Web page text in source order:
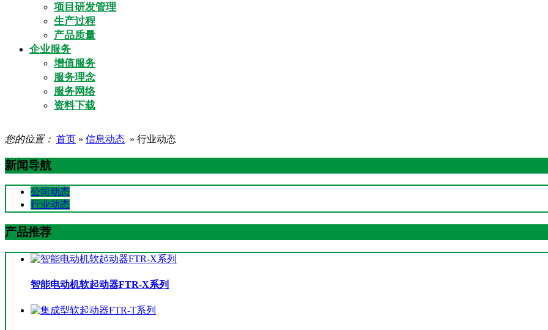
项目研发管理
生产过程
产品质量
企业服务
增值服务
服务理念
服务网络
资料下载
您的位置： 首页 » 信息动态 » 行业动态
新闻导航
公司动态
行业动态
产品推荐
智能电动机软起动器FTR-X系列